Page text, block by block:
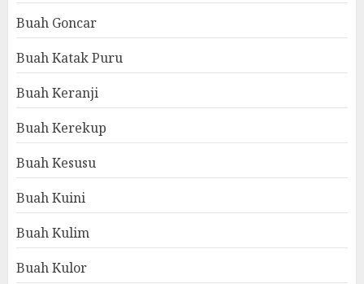
Buah Goncar
Buah Katak Puru
Buah Keranji
Buah Kerekup
Buah Kesusu
Buah Kuini
Buah Kulim
Buah Kulor